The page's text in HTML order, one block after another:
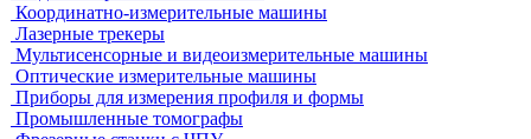
Электрический контроль
Дефектоскопы электроискровые
Автоматизация и роботизация
Автоматизация производственных процессов
Оборудование для контроля качества геометрии
Вертикальные фрезерные станки по металлу